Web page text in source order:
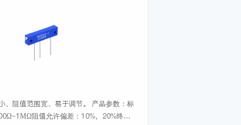
、阻值范围宽、易于调节。 产品参数：标
阻值允许偏差：10%，20%终端